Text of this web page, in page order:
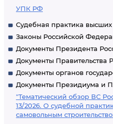
УПК РФ
Судебная практика
Законы Российской
Документы Президента
Документы Правительства
Документы органов
Документы Президиума и
"Тематический обзор ВС
13/2026. О судебной
самовольным